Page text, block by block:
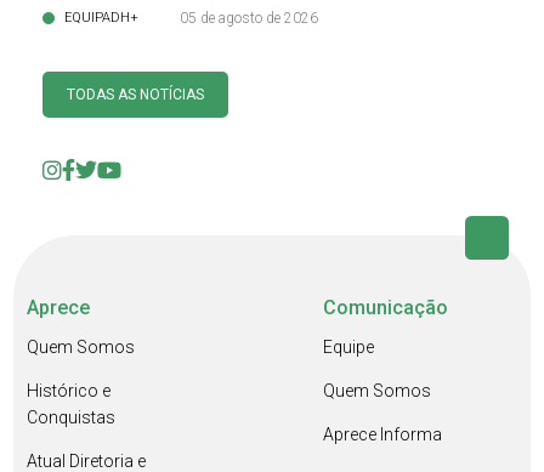
EQUIPADH+ 05 de agosto de 2026
TODAS AS NOTÍCIAS
Aprece
Quem Somos
Histórico e
Conquistas
Atual Diretoria e
Comunicação
Equipe
Quem Somos
Aprece Informa